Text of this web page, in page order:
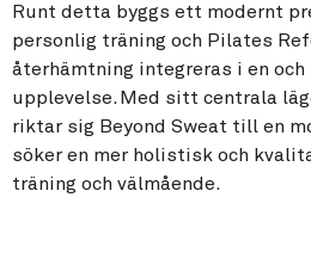
Runt detta byggs ett modernt
personlig träning och Pilates
återhämtning integreras i en och
upplevelse. Med sitt centrala
riktar sig Beyond Sweat till en
söker en mer holistisk och
träning och välmående.